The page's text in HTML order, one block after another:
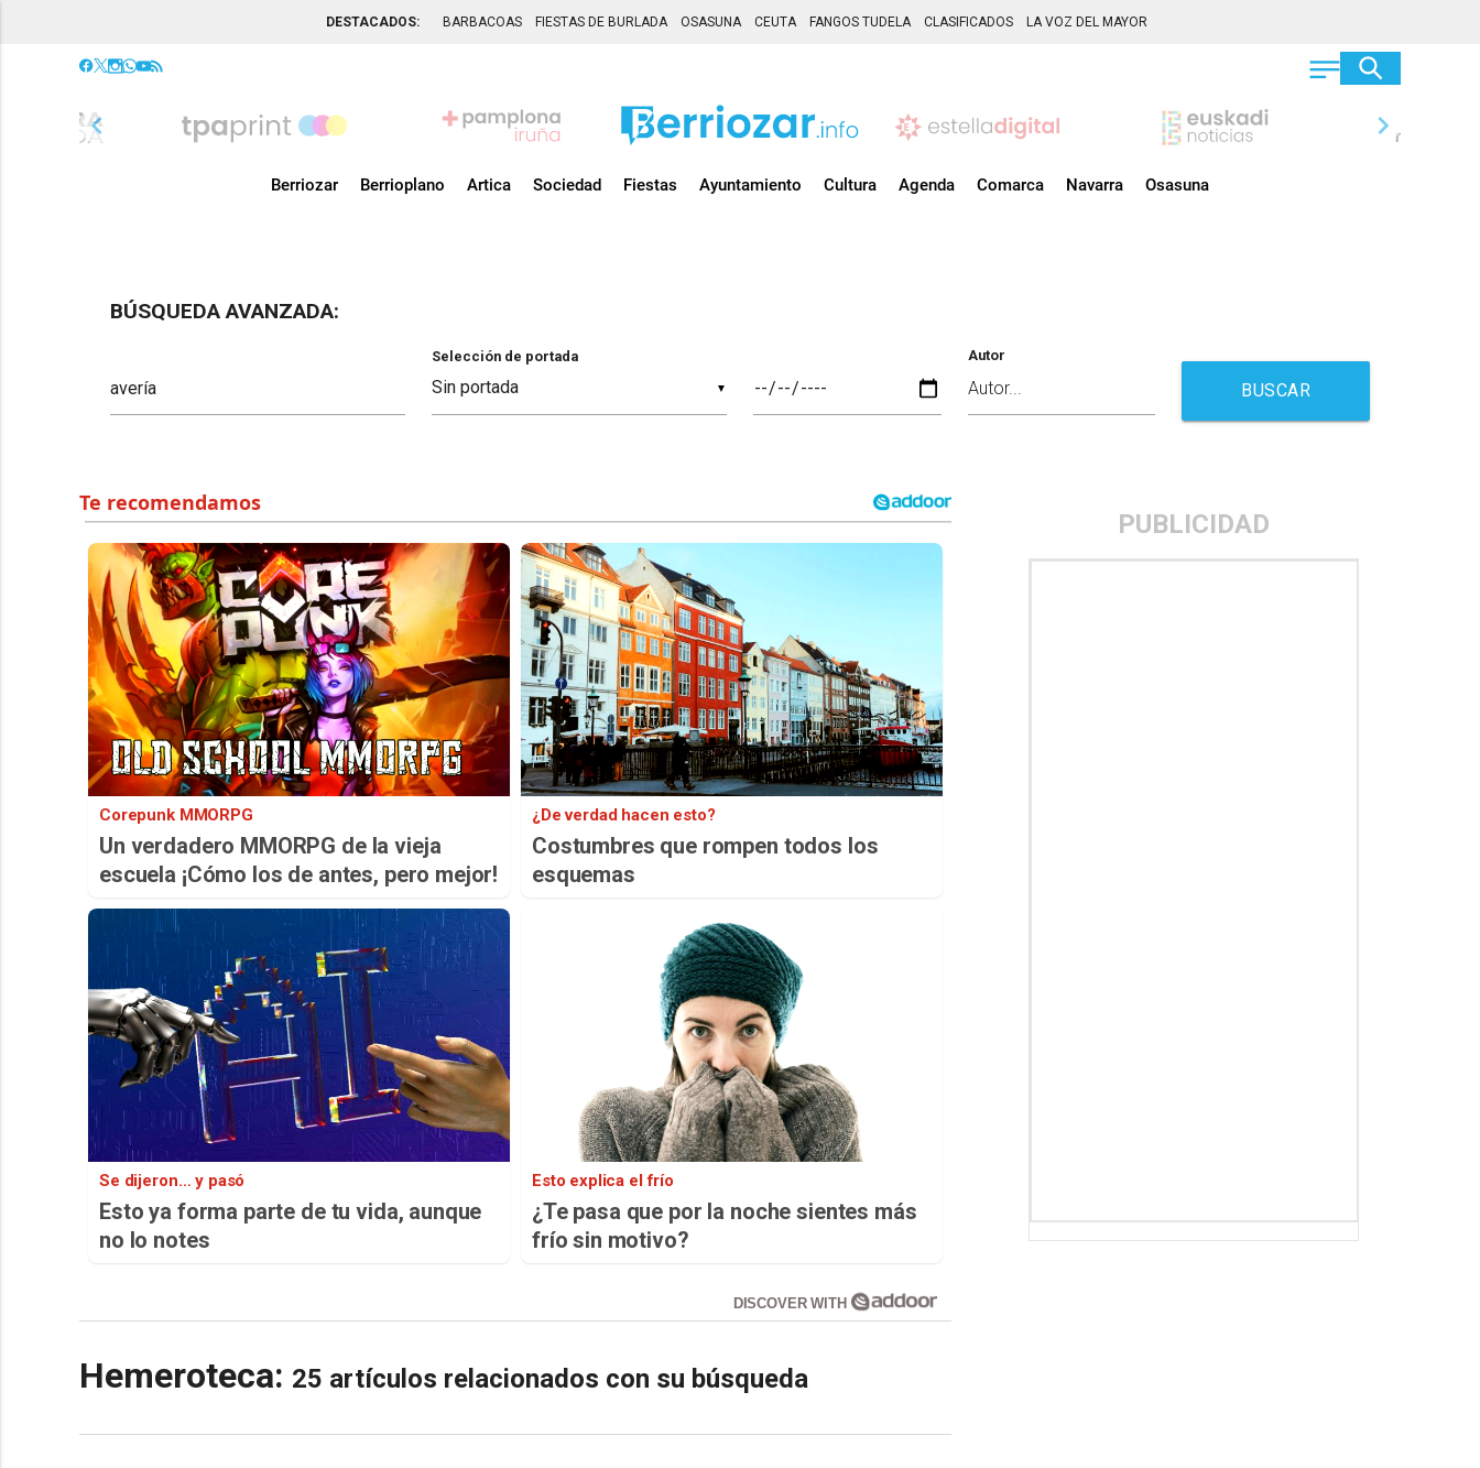
DESTACADOS: BARBACOAS FIESTAS DE BURLADA OSASUNA CEUTA FANGOS TUDELA CLASIFICADOS LA VOZ DEL MAYOR
chevron_left chevron_right
Berriozar Berrioplano Artica Sociedad Fiestas Ayuntamiento Cultura Agenda Comarca Navarra Osasuna
BÚSQUEDA AVANZADA:
▼
Selección de portada Autor
BUSCAR
Corepunk MMORPG
Un verdadero MMORPG de la vieja
escuela ¡Cómo los de antes, pero mejor!
¿De verdad hacen esto?
Costumbres que rompen todos los
esquemas
Se dijeron… y pasó
Esto ya forma parte de tu vida, aunque
no lo notes
Esto explica el frío
¿Te pasa que por la noche sientes más
frío sin motivo?
DISCOVER WITH
Hemeroteca: 25 artículos relacionados con su búsqueda
PUBLICIDAD